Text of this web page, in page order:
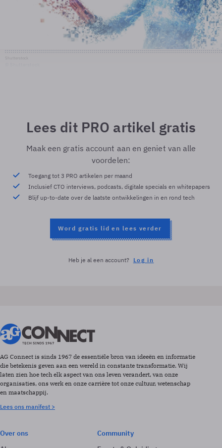
Lees dit PRO artikel gratis
Maak een gratis account aan en geniet van alle
voordelen:
Toegang tot 3 PRO artikelen per maand
Inclusief CTO interviews, podcasts, digitale specials en whitepapers
Blijf up-to-date over de laatste ontwikkelingen in en rond tech
Word gratis lid en lees verder
Heb je al een account? Log in
AG Connect is sinds 1967 de essentiële bron van ideeën en informatie
die betekenis geven aan een wereld in constante transformatie. Wij
laten zien hoe tech elk aspect van ons leven verandert, van onze
organisaties, ons werk en onze carrière tot onze cultuur, wetenschap
en maatschappij.
Lees ons manifest >
Over ons
Community